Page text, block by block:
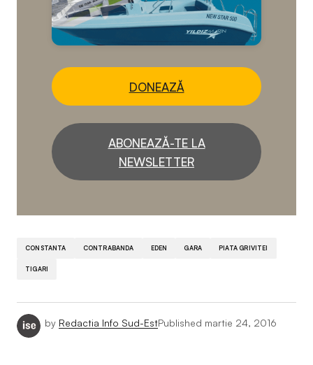
DONEAZĂ
ABONEAZĂ-TE LA
NEWSLETTER
CONSTANTA CONTRABANDA EDEN GARA PIATA GRIVITEI
TIGARI
by Redactia Info Sud-EstPublished martie 24, 2016